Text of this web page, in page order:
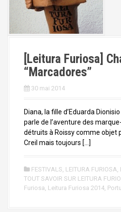
[Leitura Furiosa]
“Marcadores”
30 mai 2014
Diana, la fille d’Eduarda
parle de l’aventure des
détruits à Roissy comme objet
Creil mais toujours […]
FESTIVALS LEITURA FURIOSA
TOUT SAVOIR SUR LEITURA
Furiosa Leitura Furiosa 2014